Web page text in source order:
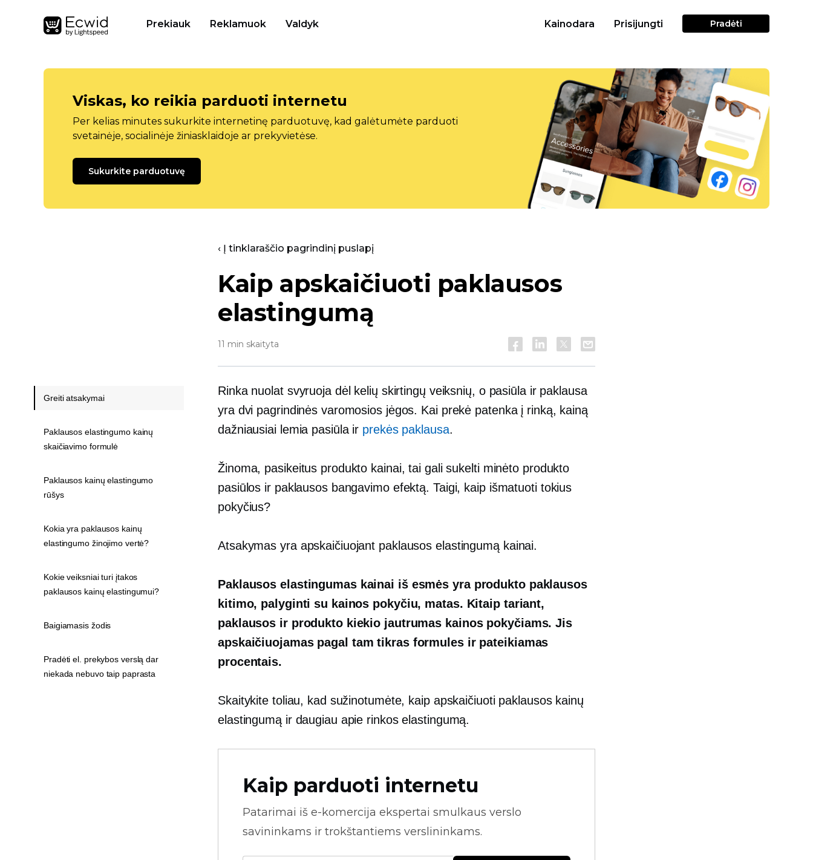
Prekiauk Reklamuok Valdyk Kainodara Prisijungti Pradėti
Viskas, ko reikia parduoti internetu
Per kelias minutes sukurkite internetinę parduotuvę, kad galėtumėte parduoti
svetainėje, socialinėje žiniasklaidoje ar prekyvietėse.
Sukurkite parduotuvę
‹ Į tinklaraščio pagrindinį puslapį
Kaip apskaičiuoti paklausos
elastingumą
11 min skaityta
Rinka nuolat svyruoja dėl kelių skirtingų veiksnių, o pasiūla ir paklausa
yra dvi pagrindinės varomosios jėgos. Kai prekė patenka į rinką, kainą
dažniausiai lemia pasiūla ir prekės paklausa.
Žinoma, pasikeitus produkto kainai, tai gali sukelti minėto produkto
pasiūlos ir paklausos bangavimo efektą. Taigi, kaip išmatuoti tokius
pokyčius?
Atsakymas yra apskaičiuojant paklausos elastingumą kainai.
Paklausos elastingumas kainai iš esmės yra produkto paklausos
kitimo, palyginti su kainos pokyčiu, matas. Kitaip tariant,
paklausos ir produkto kiekio jautrumas kainos pokyčiams. Jis
apskaičiuojamas pagal tam tikras formules ir pateikiamas
procentais.
Skaitykite toliau, kad sužinotumėte, kaip apskaičiuoti paklausos kainų
elastingumą ir daugiau apie rinkos elastingumą.
Kaip parduoti internetu
Patarimai iš e-komercija ekspertai smulkaus verslo
savininkams ir trokštantiems verslininkams.
Greiti atsakymai
Paklausos elastingumo kainų
skaičiavimo formulė
Paklausos kainų elastingumo
rūšys
Kokia yra paklausos kainų
elastingumo žinojimo vertė?
Kokie veiksniai turi įtakos
paklausos kainų elastingumui?
Baigiamasis žodis
Pradėti el. prekybos verslą dar
niekada nebuvo taip paprasta